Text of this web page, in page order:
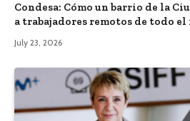
Condesa: Cómo un barrio de la
a trabajadores remotos de todo el
July 23, 2026